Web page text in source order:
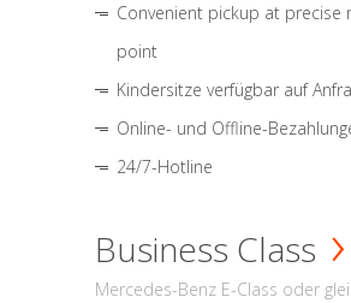
Convenient pickup at precise
point
Kindersitze verfügbar auf
Online- und Offline-
24/7-Hotline
Business Class
Mercedes-Benz E-Class oder